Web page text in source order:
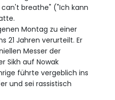
breathe" ("Ich kann
Montag zu einer
21 Jahren verurteilt. Er
Messer der
Sikh auf Nowak
führte vergeblich ins
und sei rassistisch